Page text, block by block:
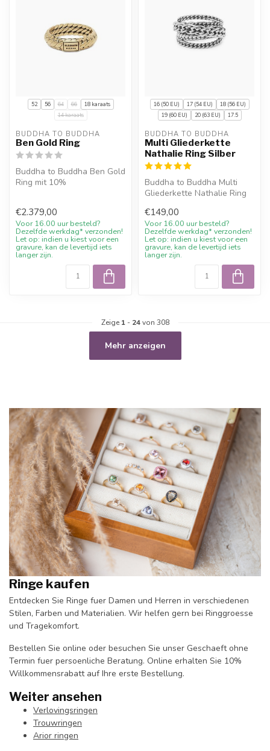
52 56 64 66
18 karaats
14 karaats
BUDDHA TO BUDDHA
Ben Gold Ring
Buddha to Buddha Ben Gold
Ring mit 10%
€2.379,00
Voor 16.00 uur besteld?
Dezelfde werkdag* verzonden!
Let op: indien u kiest voor een
gravure, kan de levertijd iets
langer zijn.
16 (50 EU) 17 (54 EU)
18 (56 EU)
19 (60 EU)
20 (63 EU) 17.5
BUDDHA TO BUDDHA
Multi Gliederkette
Nathalie Ring Silber
Buddha to Buddha Multi
Gliederkette Nathalie Ring
Willkommensraba...
€149,00
Voor 16.00 uur besteld?
Dezelfde werkdag* verzonden!
Let op: indien u kiest voor een
gravure, kan de levertijd iets
langer zijn.
Zeige 1- 24von 308
Mehr anzeigen
Ringe kaufen
Entdecken Sie Ringe fuer Damen und Herren in verschiedenen
Stilen, Farben und Materialien. Wir helfen gern bei Ringgroesse
und Tragekomfort.
Bestellen Sie online oder besuchen Sie unser Geschaeft ohne
Termin fuer persoenliche Beratung. Online erhalten Sie 10%
Willkommensrabatt auf Ihre erste Bestellung.
Weiter ansehen
Verlovingsringen
Trouwringen
Arior ringen